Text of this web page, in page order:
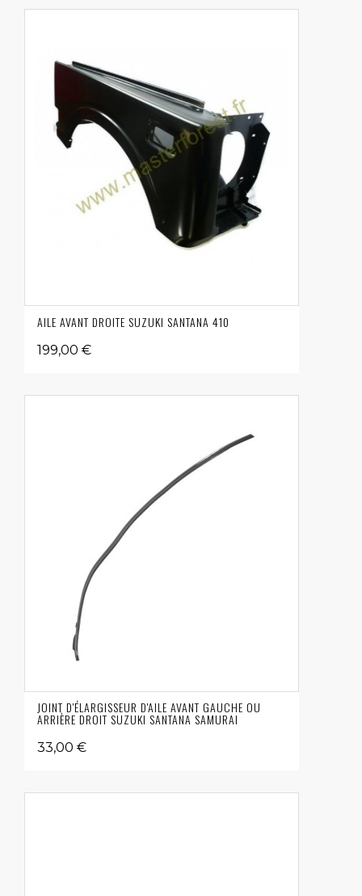
AILE AVANT DROITE SUZUKI SANTANA 410
199,00 €
JOINT D'ÉLARGISSEUR D'AILE AVANT GAUCHE OU
ARRIÈRE DROIT SUZUKI SANTANA SAMURAI
33,00 €